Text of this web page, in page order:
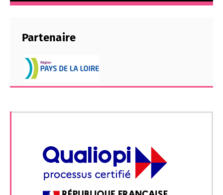
Partenaire